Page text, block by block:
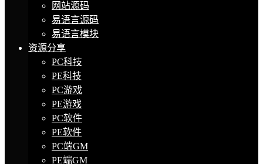
网站源码
易语言源码
易语言模块
资源分享
PC科技
PE科技
PC游戏
PE游戏
PC软件
PE软件
PC端GM
PE端GM